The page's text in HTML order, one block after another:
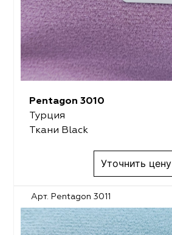
Pentagon 3010
Турция
Ткани Black
Уточнить цену
Арт. Pentagon 3011